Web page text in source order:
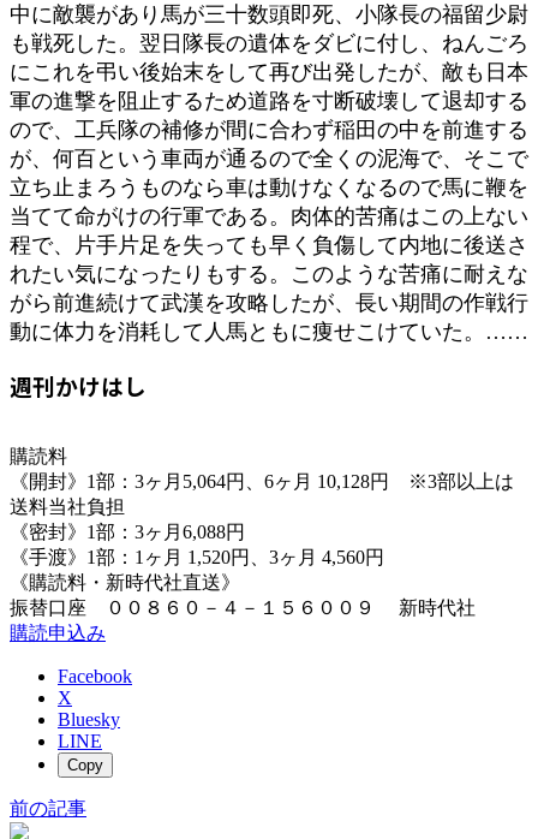
中に敵襲があり馬が三十数頭即死、小隊長の福留少尉
も戦死した。翌日隊長の遺体をダビに付し、ねんごろ
にこれを弔い後始末をして再び出発したが、敵も日本
軍の進撃を阻止するため道路を寸断破壊して退却する
ので、工兵隊の補修が間に合わず稲田の中を前進する
が、何百という車両が通るので全くの泥海で、そこで
立ち止まろうものなら車は動けなくなるので馬に鞭を
当てて命がけの行軍である。肉体的苦痛はこの上ない
程で、片手片足を失っても早く負傷して内地に後送さ
れたい気になったりもする。このような苦痛に耐えな
がら前進続けて武漢を攻略したが、長い期間の作戦行
動に体力を消耗して人馬ともに痩せこけていた。……
週刊かけはし
購読料
《開封》1部：3ヶ月5,064円、6ヶ月 10,128円 ※3部以上は
送料当社負担
《密封》1部：3ヶ月6,088円
《手渡》1部：1ヶ月 1,520円、3ヶ月 4,560円
《購読料・新時代社直送》
振替口座 ００８６０－４－１５６００９ 新時代社
購読申込み
Facebook
X
Bluesky
LINE
Copy
前の記事